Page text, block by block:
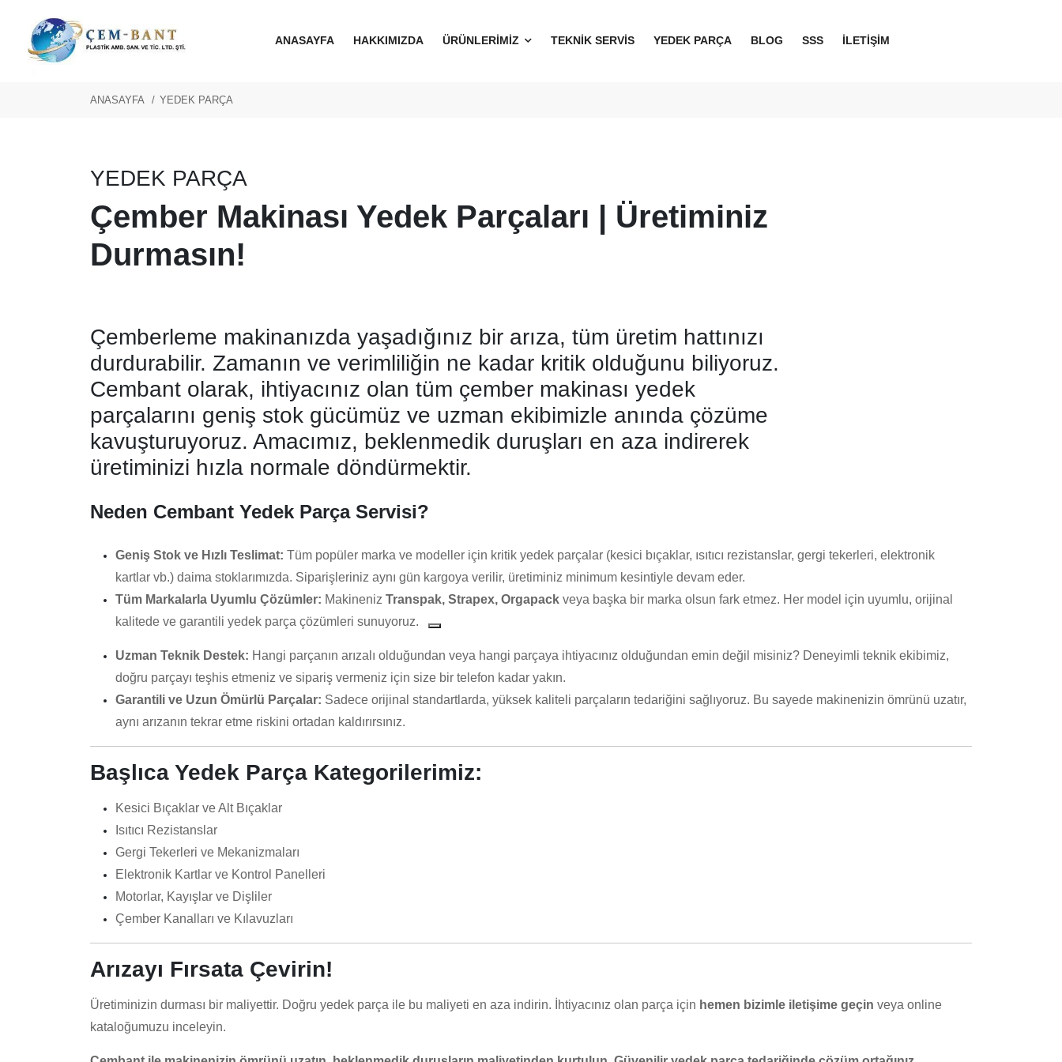
ANASAYFA HAKKIMIZDA ÜRÜNLERİMİZ TEKNİK SERVİS YEDEK PARÇA BLOG SSS İLETİŞİM
ANASAYFA YEDEK PARÇA
YEDEK PARÇA
Çember Makinası Yedek Parçaları | Üretiminiz
Durmasın!
Çemberleme makinanızda yaşadığınız bir arıza, tüm üretim hattınızı
durdurabilir. Zamanın ve verimliliğin ne kadar kritik olduğunu biliyoruz.
Cembant olarak, ihtiyacınız olan tüm çember makinası yedek
parçalarını geniş stok gücümüz ve uzman ekibimizle anında çözüme
kavuşturuyoruz. Amacımız, beklenmedik duruşları en aza indirerek
üretiminizi hızla normale döndürmektir.
Neden Cembant Yedek Parça Servisi?
Geniş Stok ve Hızlı Teslimat: Tüm popüler marka ve modeller için kritik yedek parçalar (kesici bıçaklar, ısıtıcı rezistanslar, gergi tekerleri, elektronik
kartlar vb.) daima stoklarımızda. Siparişleriniz aynı gün kargoya verilir, üretiminiz minimum kesintiyle devam eder.
Tüm Markalarla Uyumlu Çözümler: Makineniz Transpak, Strapex, Orgapack veya başka bir marka olsun fark etmez. Her model için uyumlu, orijinal
kalitede ve garantili yedek parça çözümleri sunuyoruz.
Uzman Teknik Destek: Hangi parçanın arızalı olduğundan veya hangi parçaya ihtiyacınız olduğundan emin değil misiniz? Deneyimli teknik ekibimiz,
doğru parçayı teşhis etmeniz ve sipariş vermeniz için size bir telefon kadar yakın.
Garantili ve Uzun Ömürlü Parçalar: Sadece orijinal standartlarda, yüksek kaliteli parçaların tedariğini sağlıyoruz. Bu sayede makinenizin ömrünü uzatır,
aynı arızanın tekrar etme riskini ortadan kaldırırsınız.
Başlıca Yedek Parça Kategorilerimiz:
Kesici Bıçaklar ve Alt Bıçaklar
Isıtıcı Rezistanslar
Gergi Tekerleri ve Mekanizmaları
Elektronik Kartlar ve Kontrol Panelleri
Motorlar, Kayışlar ve Dişliler
Çember Kanalları ve Kılavuzları
Arızayı Fırsata Çevirin!
Üretiminizin durması bir maliyettir. Doğru yedek parça ile bu maliyeti en aza indirin. İhtiyacınız olan parça için hemen bizimle iletişime geçin veya online
kataloğumuzu inceleyin.